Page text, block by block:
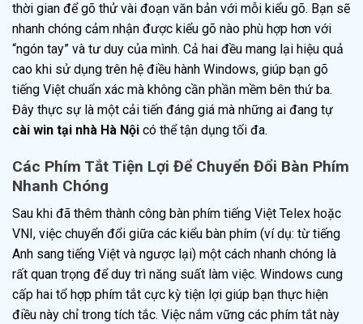
thời gian để gõ thử vài đoạn văn bản với mỗi kiểu gõ. Bạn sẽ
nhanh chóng cảm nhận được kiểu gõ nào phù hợp hơn với
“ngón tay” và tư duy của mình. Cả hai đều mang lại hiệu quả
cao khi sử dụng trên hệ điều hành Windows, giúp bạn gõ
tiếng Việt chuẩn xác mà không cần phần mềm bên thứ ba.
Đây thực sự là một cải tiến đáng giá mà những ai đang tự
cài win tại nhà Hà Nội có thể tận dụng tối đa.
Các Phím Tắt Tiện Lợi Để Chuyển Đổi Bàn Phím
Nhanh Chóng
Sau khi đã thêm thành công bàn phím tiếng Việt Telex hoặc
VNI, việc chuyển đổi giữa các kiểu bàn phím (ví dụ: từ tiếng
Anh sang tiếng Việt và ngược lại) một cách nhanh chóng là
rất quan trọng để duy trì năng suất làm việc. Windows cung
cấp hai tổ hợp phím tắt cực kỳ tiện lợi giúp bạn thực hiện
điều này chỉ trong tích tắc. Việc nắm vững các phím tắt này